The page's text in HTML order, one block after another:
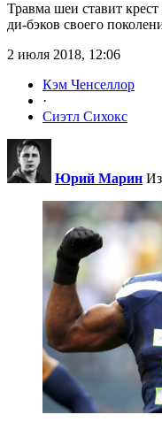
Травма шеи ставит
ди-бэков своего
2 июля 2018, 12:06
Кэм Ченселлор
·
Сиэтл Сихокс
Юрий Марин